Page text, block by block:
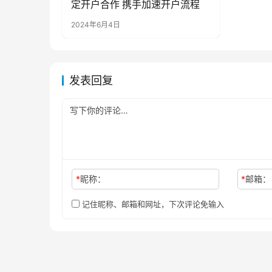
定开户合作 携手加速开户流程
2024年6月4日
发表回复
*昵称： *邮箱：
记住昵称、邮箱和网址，下次评论免输入